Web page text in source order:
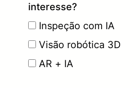
interesse?
Inspeção com IA
Visão robótica 3D
AR + IA